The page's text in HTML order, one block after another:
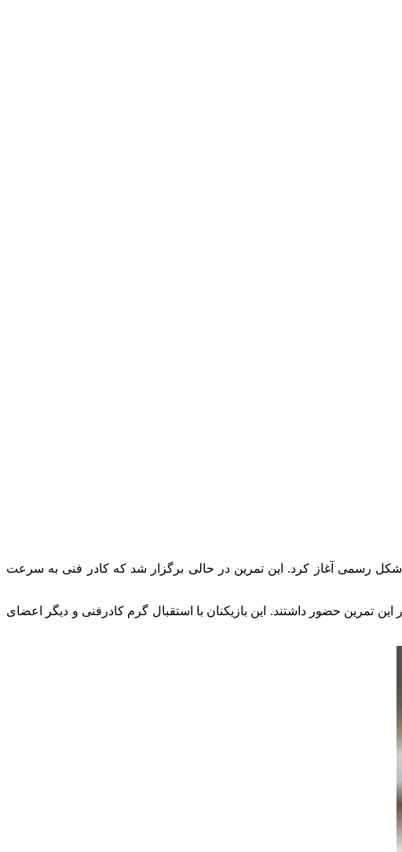
شکل رسمی آغاز کرد. این تمرین در حالی برگزار شد که کادر فنی به سرعت
حضور داشتند. این بازیکنان با استقبال گرم کادرفنی و دیگر اعضای